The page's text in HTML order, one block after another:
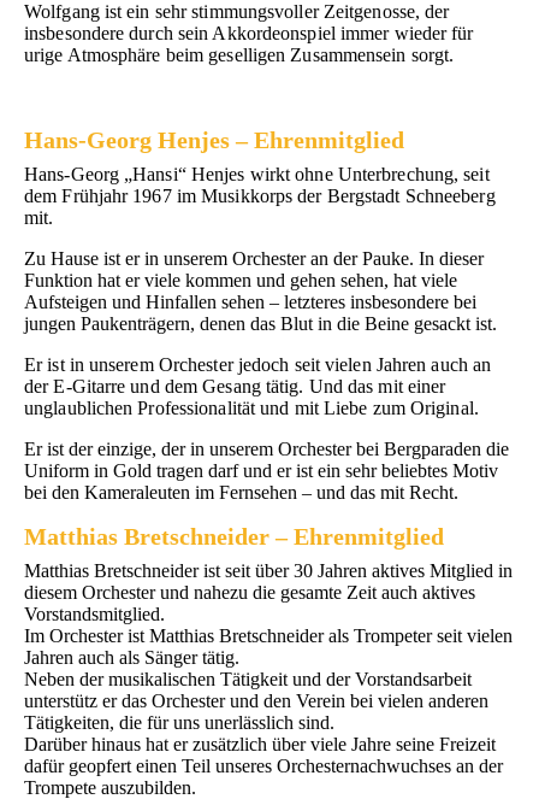
Wolfgang ist ein sehr stimmungsvoller Zeitgenosse, der
insbesondere durch sein Akkordeonspiel immer wieder für
urige Atmosphäre beim geselligen Zusammensein sorgt.
Hans-Georg Henjes – Ehrenmitglied
Hans-Georg „Hansi“ Henjes wirkt ohne Unterbrechung, seit
dem Frühjahr 1967 im Musikkorps der Bergstadt Schneeberg
mit.
Zu Hause ist er in unserem Orchester an der Pauke. In dieser
Funktion hat er viele kommen und gehen sehen, hat viele
Aufsteigen und Hinfallen sehen – letzteres insbesondere bei
jungen Paukenträgern, denen das Blut in die Beine gesackt ist.
Er ist in unserem Orchester jedoch seit vielen Jahren auch an
der E-Gitarre und dem Gesang tätig. Und das mit einer
unglaublichen Professionalität und mit Liebe zum Original.
Er ist der einzige, der in unserem Orchester bei Bergparaden die
Uniform in Gold tragen darf und er ist ein sehr beliebtes Motiv
bei den Kameraleuten im Fernsehen – und das mit Recht.
Matthias Bretschneider– Ehrenmitglied
Matthias Bretschneider ist seit über 30 Jahren aktives Mitglied in
diesem Orchester und nahezu die gesamte Zeit auch aktives
Vorstandsmitglied.
Im Orchester ist Matthias Bretschneider als Trompeter seit vielen
Jahren auch als Sänger tätig.
Neben der musikalischen Tätigkeit und der Vorstandsarbeit
unterstütz er das Orchester und den Verein bei vielen anderen
Tätigkeiten, die für uns unerlässlich sind.
Darüber hinaus hat er zusätzlich über viele Jahre seine Freizeit
dafür geopfert einen Teil unseres Orchesternachwuchses an der
Trompete auszubilden.